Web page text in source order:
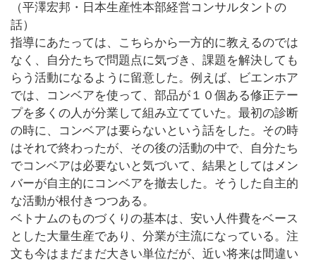
（平澤宏邦・日本生産性本部経営コンサルタントの
話）
指導にあたっては、こちらから一方的に教えるのでは
なく、自分たちで問題点に気づき、課題を解決しても
らう活動になるように留意した。例えば、ビエンホア
では、コンベアを使って、部品が１０個ある修正テー
プを多くの人が分業して組み立てていた。最初の診断
の時に、コンベアは要らないという話をした。その時
はそれで終わったが、その後の活動の中で、自分たち
でコンベアは必要ないと気づいて、結果としてはメン
バーが自主的にコンベアを撤去した。そうした自主的
な活動が根付きつつある。
ベトナムのものづくりの基本は、安い人件費をベース
とした大量生産であり、分業が主流になっている。注
文も今はまだまだ大きい単位だが、近い将来は間違い